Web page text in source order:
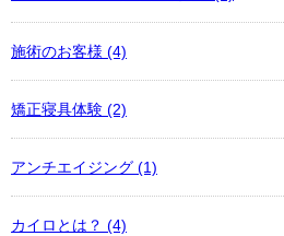
施術のお客様 (4)
矯正寝具体験 (2)
アンチエイジング (1)
カイロとは？ (4)